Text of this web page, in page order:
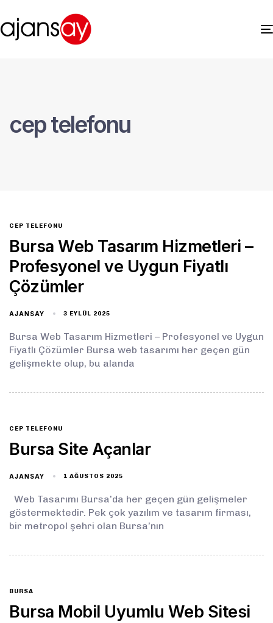
cep telefonu
CEP TELEFONU
Bursa Web Tasarım Hizmetleri –
Profesyonel ve Uygun Fiyatlı
Çözümler
AJANSAY 3 EYLÜL 2025
Bursa Web Tasarım Hizmetleri – Profesyonel ve Uygun
Fiyatlı Çözümler Bursa web tasarımı her geçen gün
gelişmekte olup, bu alanda
CEP TELEFONU
Bursa Site Açanlar
AJANSAY 1 AĞUSTOS 2025
Web Tasarımı Bursa’da her geçen gün gelişmeler
göstermektedir. Pek çok yazılım ve tasarım firması,
bir metropol şehri olan Bursa’nın
BURSA
Bursa Mobil Uyumlu Web Sitesi